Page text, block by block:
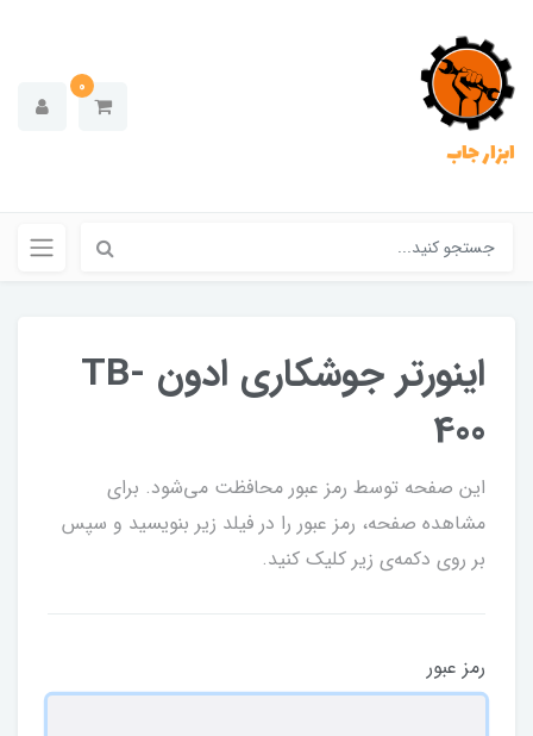
ابزار جاب
0
اینورتر جوشکاری ادون TB-
400
این صفحه توسط رمز عبور محافظت می‌شود. برای
مشاهده صفحه، رمز عبور را در فیلد زیر بنویسید و سپس
بر روی دکمه‌ی زیر کلیک کنید.
رمز عبور